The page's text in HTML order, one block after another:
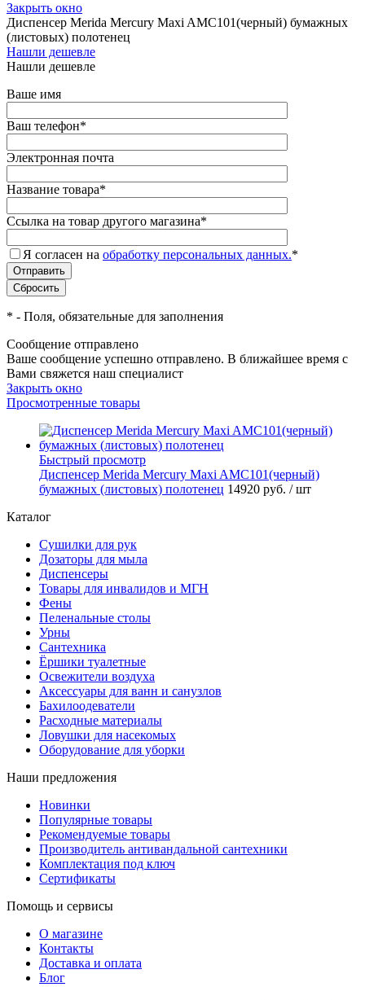
Закрыть окно
Диспенсер Merida Mercury Maxi AMC101(черный) бумажных
(листовых) полотенец
Нашли дешевле
Нашли дешевле
Ваше имя
Ваш телефон*
Электронная почта
Название товара*
Ссылка на товар другого магазина*
Я согласен на обработку персональных данных.*
* - Поля, обязательные для заполнения
Сообщение отправлено
Ваше сообщение успешно отправлено. В ближайшее время с
Вами свяжется наш специалист
Закрыть окно
Просмотренные товары
Быстрый просмотр
Диспенсер Merida Mercury Maxi AMC101(черный)
бумажных (листовых) полотенец 14920 руб. / шт
Каталог
Сушилки для рук
Дозаторы для мыла
Диспенсеры
Товары для инвалидов и МГН
Фены
Пеленальные столы
Урны
Сантехника
Ёршики туалетные
Освежители воздуха
Аксессуары для ванн и санузлов
Бахилоодеватели
Расходные материалы
Ловушки для насекомых
Оборудование для уборки
Наши предложения
Новинки
Популярные товары
Рекомендуемые товары
Производитель антивандальной сантехники
Комплектация под ключ
Сертификаты
Помощь и сервисы
О магазине
Контакты
Доставка и оплата
Блог